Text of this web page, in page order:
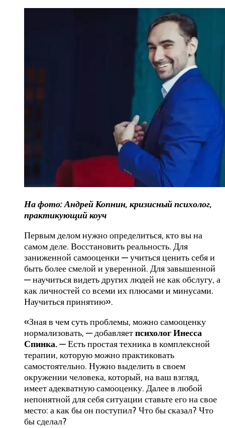
На фото: Андрей Копнин, кризисный психолог,
практикующий коуч
Первым делом нужно определиться, кто вы на
самом деле. Восстановить реальность. Для
заниженной самооценки — учиться ценить себя и
быть более смелой и уверенной. Для завышенной
— научиться видеть других людей не как обслугу, а
как личностей со всеми их плюсами и минусами.
Научиться принятию».
«Зная в чем суть проблемы, можно самооценку
нормализовать, — добавляетпсихолог Инесса
Спинка.— Есть простая техника в комплексной
терапии, которую можно практиковать
самостоятельно. Нужно выделить в своем
окружении человека, который, на ваш взгляд,
имеет адекватную самооценку. Далее в любой
непонятной для себя ситуации ставьте его на свое
место: а как бы он поступил? Что бы сказал? Что
бы сделал?